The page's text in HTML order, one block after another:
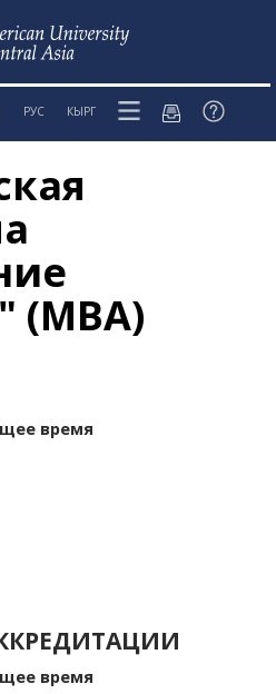
РУС КЫРГ
(MBA)
время
время